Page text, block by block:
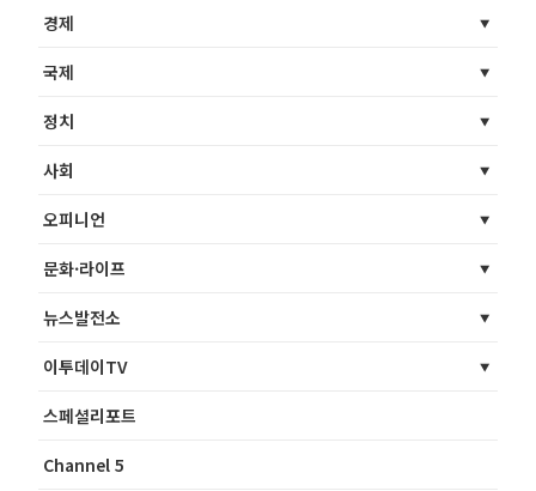
경제
국제
정치
사회
오피니언
문화·라이프
뉴스발전소
이투데이TV
스페셜리포트
Channel 5